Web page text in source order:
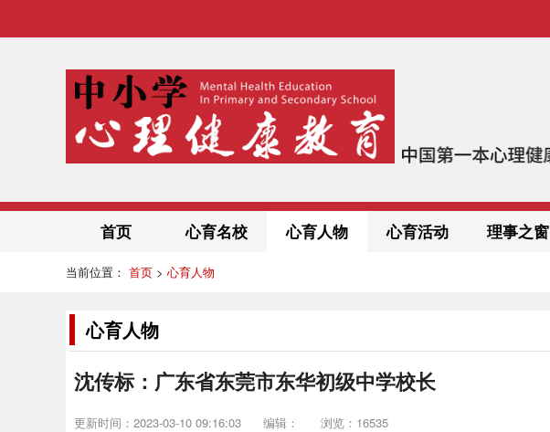
首页 心育名校 心育人物 心育活动 理事之窗
当前位置： 首页 > 心育人物
心育人物
沈传标：广东省东莞市东华初级中学校长
更新时间：2023-03-10 09:16:03 编辑： 浏览：16535